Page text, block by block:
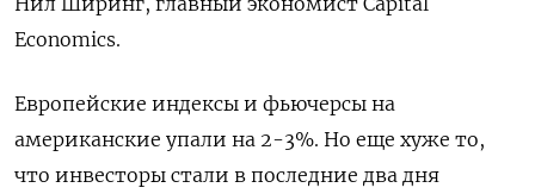
Economics.
Европейские индексы и фьючерсы на
американские упали на 2-3%. Но еще хуже то,
что инвесторы стали в последние два дня